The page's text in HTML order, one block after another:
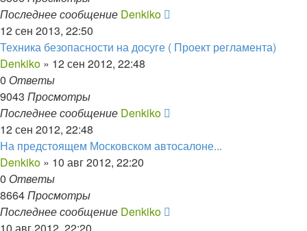
Последнее сообщение Denkiko
12 сен 2013, 22:50
Техника безопасности на досуге ( Проект регламента)
Denkiko » 12 сен 2012, 22:48
0 Ответы
9043 Просмотры
Последнее сообщение Denkiko
12 сен 2012, 22:48
На предстоящем Московском автосалоне...
Denkiko » 10 авг 2012, 22:20
0 Ответы
8664Просмотры
Последнее сообщение Denkiko